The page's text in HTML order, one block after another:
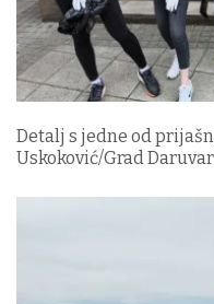
Detalj s jedne od
Uskoković/Grad Daruvar